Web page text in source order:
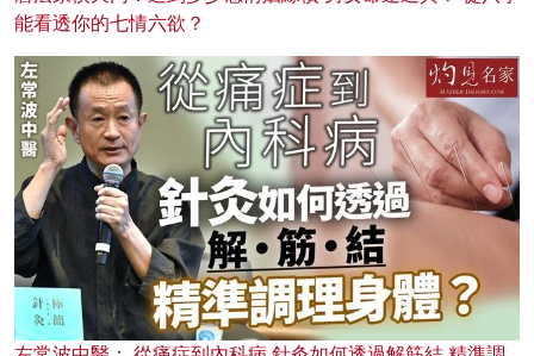
能看透你的七情六欲？